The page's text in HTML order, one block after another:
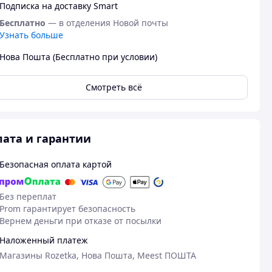
на доставку Smart
— в отделения Новой почты
больше
Пошта (Бесплатно при условии)
Смотреть всё
и гарантии
оплата картой
переплат
гарантирует безопасность
деньги при отказе от посылки
платеж
Rozetka, Нова Пошта, Meest ПОШТА